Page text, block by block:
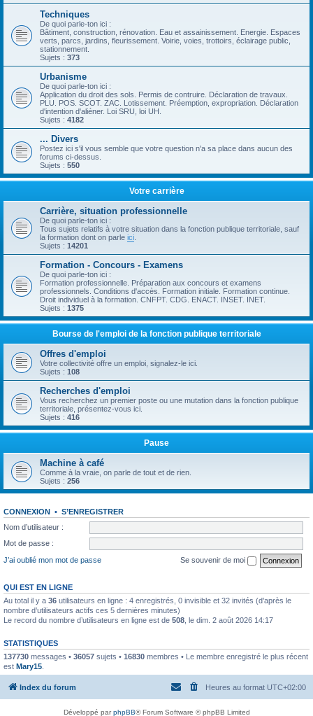
Techniques
De quoi parle-ton ici :
Bâtiment, construction, rénovation. Eau et assainissement. Energie. Espaces
verts, parcs, jardins, fleurissement. Voirie, voies, trottoirs, éclairage public,
stationnement.
Sujets : 373
Urbanisme
De quoi parle-ton ici :
Application du droit des sols. Permis de contruire. Déclaration de travaux.
PLU. POS. SCOT. ZAC. Lotissement. Préemption, expropriation. Déclaration
d'intention d'aliéner. Loi SRU, loi UH.
Sujets : 4182
... Divers
Postez ici s'il vous semble que votre question n'a sa place dans aucun des
forums ci-dessus.
Sujets : 550
Votre carrière
Carrière, situation professionnelle
De quoi parle-ton ici :
Tous sujets relatifs à votre situation dans la fonction publique territoriale, sauf
la formation dont on parle ici
Sujets : 14201
Formation - Concours - Examens
De quoi parle-ton ici :
Formation professionnelle. Préparation aux concours et examens
professionnels. Conditions d'accès. Formation initiale. Formation continue.
Droit individuel à la formation. CNFPT. CDG. ENACT. INSET. INET.
Sujets : 1375
Bourse de l'emploi de la fonction publique territoriale
Offres d'emploi
Votre collectivité offre un emploi, signalez-le ici.
Sujets : 108
Recherches d'emploi
Vous recherchez un premier poste ou une mutation dans la fonction publique
territoriale, présentez-vous ici.
Sujets : 416
Pause
Machine à café
Comme à la vraie, on parle de tout et de rien.
Sujets : 256
CONNEXION • S’ENREGISTRER
Nom d’utilisateur :
Mot de passe :
J’ai oublié mon mot de passe
Se souvenir de moi
QUI EST EN LIGNE
Au total il y a 36 utilisateurs en ligne : 4 enregistrés, 0 invisible et 32 invités (d’après le
nombre d’utilisateurs actifs ces 5 dernières minutes)
Le record du nombre d’utilisateurs en ligne est de 508 , le dim. 2 août 2026 14:17
STATISTIQUES
137730 messages • 36057 sujets • 16830 membres • Le membre enregistré le plus récent
est Mary15
Index du forum Heures au format UTC+02:00
Développé parphpBB® Forum Software © phpBB Limited